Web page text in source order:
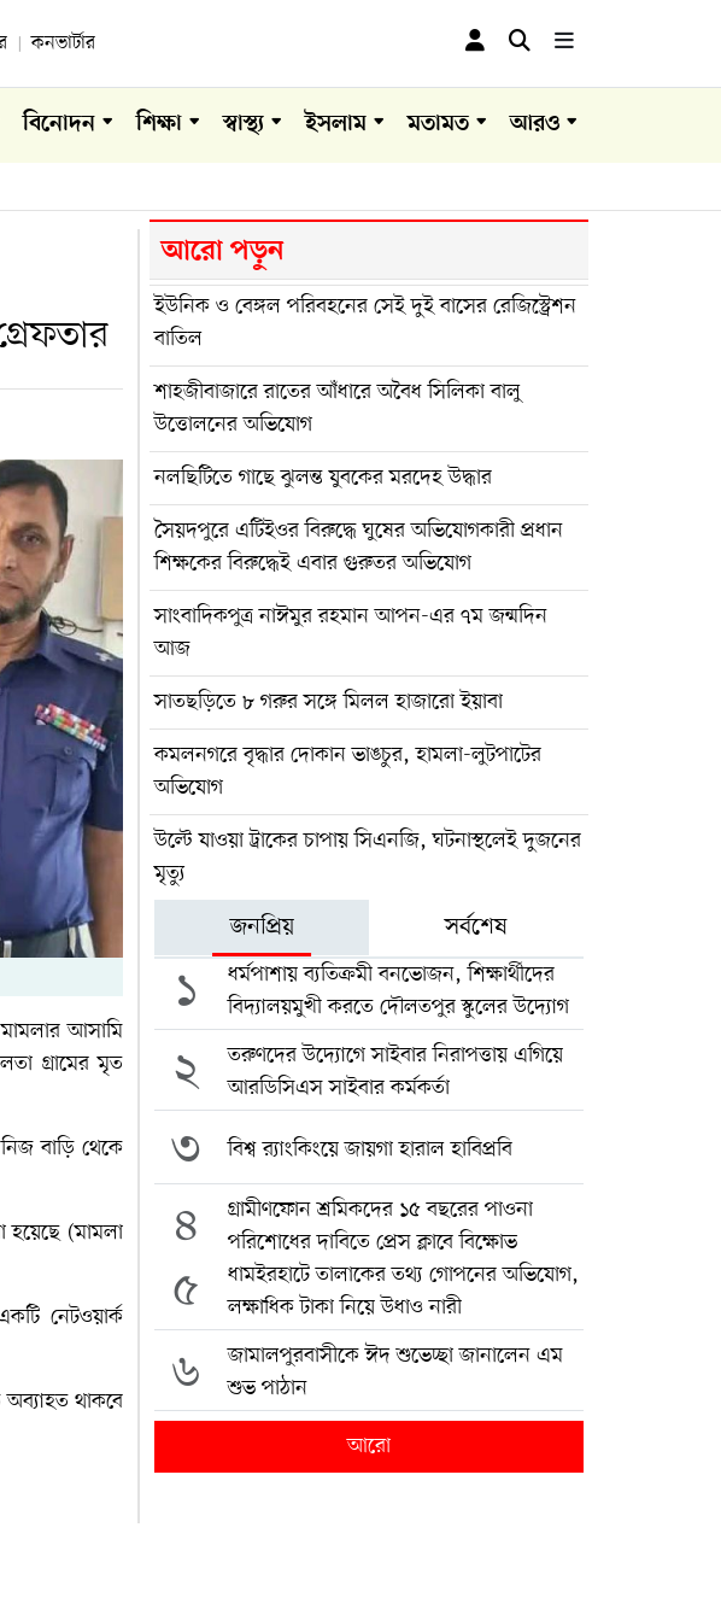
কনভার্টার
বিনোদন শিক্ষা স্বাস্থ্য ইসলাম মতামত আরও
আসামি
গ্রামের মৃত
বাড়ি থেকে
(মামলা
নেটওয়ার্ক
থাকবে
আরো পড়ুন
ইউনিক ও বেঙ্গল পরিবহনের সেই দুই বাসের রেজিস্ট্রেশন
বাতিল
শাহজীবাজারে রাতের আঁধারে অবৈধ সিলিকা বালু
উত্তোলনের অভিযোগ
নলছিটিতে গাছে ঝুলন্ত যুবকের মরদেহ উদ্ধার
সৈয়দপুরে এটিইওর বিরুদ্ধে ঘুষের অভিযোগকারী প্রধান
শিক্ষকের বিরুদ্ধেই এবার গুরুতর অভিযোগ
সাংবাদিকপুত্র নাঈমুর রহমান আপন-এর ৭ম জন্মদিন
আজ
সাতছড়িতে ৮ গরুর সঙ্গে মিলল হাজারো ইয়াবা
কমলনগরে বৃদ্ধার দোকান ভাঙচুর, হামলা-লুটপাটের
অভিযোগ
উল্টে যাওয়া ট্রাকের চাপায় সিএনজি, ঘটনাস্থলেই দুজনের
মৃত্যু
জনপ্রিয় সর্বশেষ
১
ধর্মপাশায় ব্যতিক্রমী বনভোজন, শিক্ষার্থীদের
বিদ্যালয়মুখী করতে দৌলতপুর স্কুলের উদ্যোগ
২
তরুণদের উদ্যোগে সাইবার নিরাপত্তায় এগিয়ে
আরডিসিএস সাইবার কর্মকর্তা
৩ বিশ্ব র‍্যাংকিংয়ে জায়গা হারাল হাবিপ্রবি
৪
গ্রামীণফোন শ্রমিকদের ১৫ বছরের পাওনা
পরিশোধের দাবিতে প্রেস ক্লাবে বিক্ষোভ
৫
ধামইরহাটে তালাকের তথ্য গোপনের অভিযোগ,
লক্ষাধিক টাকা নিয়ে উধাও নারী
৬
জামালপুরবাসীকে ঈদ শুভেচ্ছা জানালেন এম
শুভ পাঠান
আরো